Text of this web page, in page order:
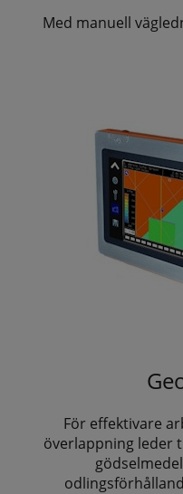
Med manuell
För effektivare
överlappning leder